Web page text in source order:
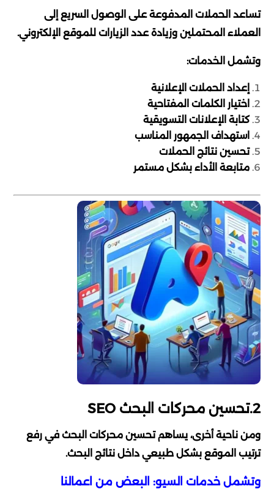
تساعد الحملات المدفوعة على الوصول السريع إلى
العملاء المحتملين وزيادة عدد الزيارات للموقع الإلكتروني.
وتشمل الخدمات:
إعداد الحملات الإعلانية
اختيار الكلمات المفتاحية
كتابة الإعلانات التسويقية
استهداف الجمهور المناسب
تحسين نتائج الحملات
متابعة الأداء بشكل مستمر
2.تحسين محركات البحث SEO
ومن ناحية أخرى، يساهم تحسين محركات البحث في رفع
ترتيب الموقع بشكل طبيعي داخل نتائج البحث.
وتشمل خدمات السيو: البعض من اعمالنا